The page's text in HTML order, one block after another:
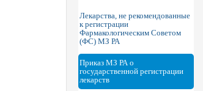
Лекарства, не рекомендованные
к регистрации
Фармакологическим Советом
(ФС) МЗ РА
Приказ МЗ РА о
государственной регистрации
лекарств